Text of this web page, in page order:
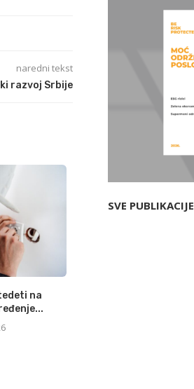
naredni tekst
razvoj Srbije
na
SVE PUBLIKACIJE